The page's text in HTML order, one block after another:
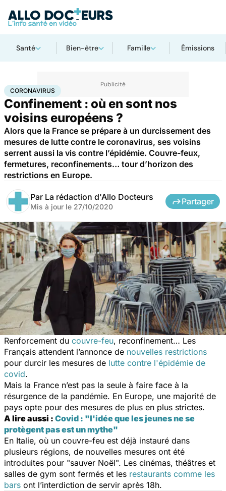
Santé Bien-être Famille Émissions
AccueilSantéMaladies Coronavirus
CORONAVIRUS
Confinement : où en sont nos
voisins européens ?
Alors que la France se prépare à un durcissement des
mesures de lutte contre le coronavirus, ses voisins
serrent aussi la vis contre l’épidémie. Couvre-feux,
fermetures, reconfinements… tour d’horizon des
restrictions en Europe.
Par La rédaction d'Allo Docteurs
Mis à jour le 27/10/2020
Partager
Renforcement du couvre-feu, reconfinement… Les
Français attendent l’annonce de nouvelles restrictions
pour durcir les mesures de lutte contre l'épidémie de
covid.
Mais la France n’est pas la seule à faire face à la
résurgence de la pandémie. En Europe, une majorité de
pays opte pour des mesures de plus en plus strictes.
A lire aussi : Covid : "l'idée que les jeunes ne se
protègent pas est un mythe"
En Italie, où un couvre-feu est déjà instauré dans
plusieurs régions, de nouvelles mesures ont été
introduites pour "sauver Noël". Les cinémas, théâtres et
salles de gym sont fermés et les restaurants comme les
bars ont l’interdiction de servir après 18h.